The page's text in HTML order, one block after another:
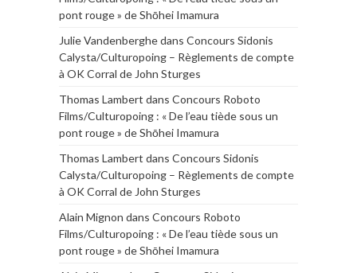
pont rouge » de Shōhei Imamura
Julie Vandenberghedans Concours Sidonis
Calysta/Culturopoing – Règlements de compte
à OK Corral de John Sturges
Thomas Lambert dans Concours Roboto
Films/Culturopoing : « De l’eau tiède sous un
pont rouge » de Shōhei Imamura
Thomas Lambert dans Concours Sidonis
Calysta/Culturopoing – Règlements de compte
à OK Corral de John Sturges
Alain Mignon dans Concours Roboto
Films/Culturopoing : « De l’eau tiède sous un
pont rouge » de Shōhei Imamura